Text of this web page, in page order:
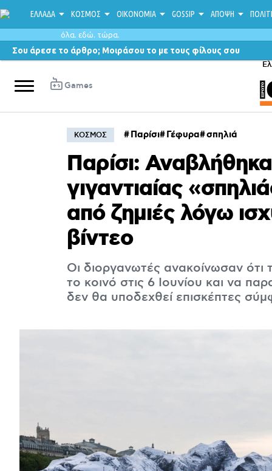
ΕΛΛΑΔΑ ΚΟΣΜΟΣ ΟΙΚΟΝΟΜΙΑ GOSSIP ΑΠΟΨΗ
όλα. εδώ. τώρα.
Σου άρεσε το άρθρο; Μοιράσου το με τους φίλους σου